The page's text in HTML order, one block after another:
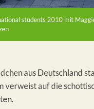
students 2010 mit
aus Deutschland
verweist auf die